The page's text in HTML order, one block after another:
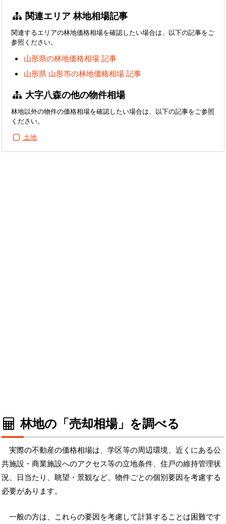
関連エリア 林地相場記事
関連するエリアの林地価格相場を確認したい場合は、以下の記事をご
参照ください。
山形県の林地価格相場 記事
山形県 山形市の林地価格相場 記事
大字八森の他の物件相場
林地以外の物件の価格相場を確認したい場合は、以下の記事をご参照
ください。
土地
林地の「売却相場」を調べる
実際の不動産の価格相場は、学区等の周辺環境、近くにある公
共施設・商業施設へのアクセス等の立地条件、住戸の維持管理状
況、日当たり、眺望・景観など、物件ごとの個別要因を考慮する
必要があります。
一般の方は、これらの要因を考慮して計算することは困難です